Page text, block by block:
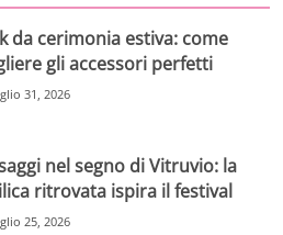
da cerimonia estiva: come
gli accessori perfetti
31, 2026
nel segno di Vitruvio: la
ritrovata ispira il festival
25, 2026